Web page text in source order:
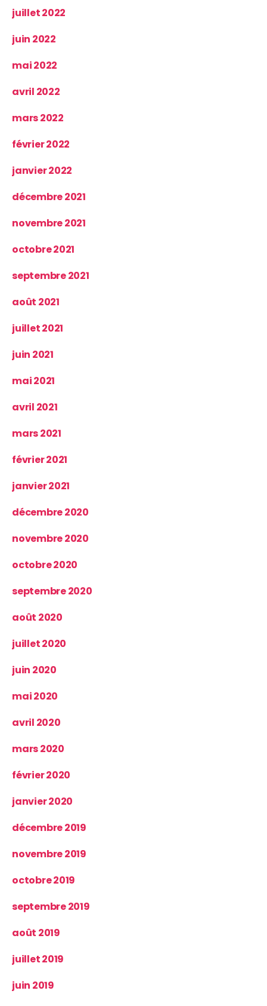
juillet 2022
juin 2022
mai 2022
avril 2022
mars 2022
février 2022
janvier 2022
décembre 2021
novembre 2021
octobre 2021
septembre 2021
août 2021
juillet 2021
juin 2021
mai 2021
avril 2021
mars 2021
février 2021
janvier 2021
décembre 2020
novembre 2020
octobre 2020
septembre 2020
août 2020
juillet 2020
juin 2020
mai 2020
avril 2020
mars 2020
février 2020
janvier 2020
décembre 2019
novembre 2019
octobre 2019
septembre 2019
août 2019
juillet 2019
juin 2019